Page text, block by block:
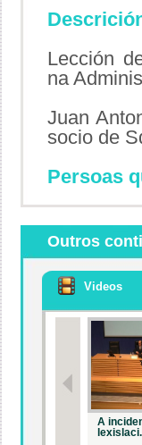
Lección
na
Juan
socio de
Persoas
Outros
Videos
A